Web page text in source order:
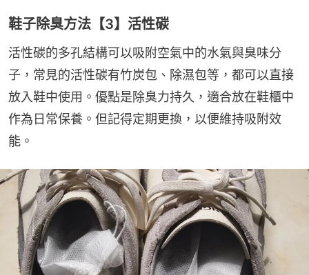
鞋子除臭方法【3】活性碳
活性碳的多孔結構可以吸附空氣中的水氣與臭味分
子，常見的活性碳有竹炭包、除濕包等，都可以直接
放入鞋中使用。優點是除臭力持久，適合放在鞋櫃中
作為日常保養。但記得定期更換，以便維持吸附效
能。